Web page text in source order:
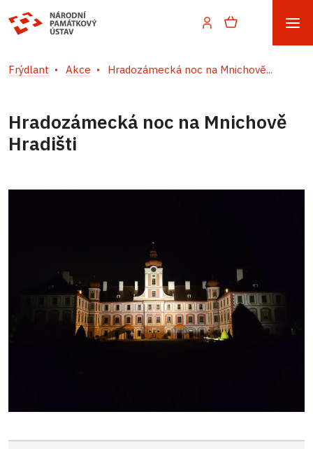
Frýdlant Akce Hradozámecká noc na Mnichově...
Hradozámecká noc na Mnichově
Hradišti